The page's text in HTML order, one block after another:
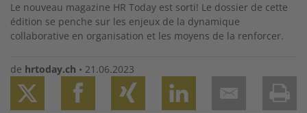
Le nouveau magazine HR Today est sorti! Le dossier de cette
édition se penche sur les enjeux de la dynamique
collaborative en organisation et les moyens de la renforcer.
de hrtoday.ch • 21.06.2023